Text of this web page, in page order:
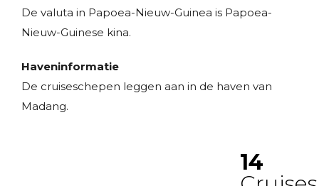
De valuta in Papoea-Nieuw-Guinea is Papoea-
Nieuw-Guinese kina.
Haveninformatie
De cruiseschepen leggen aan in de haven van
Madang.